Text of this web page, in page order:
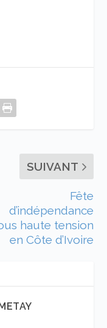
SUIVANT
Fête
d’indépendance
haute tension
en Côte d’Ivoire